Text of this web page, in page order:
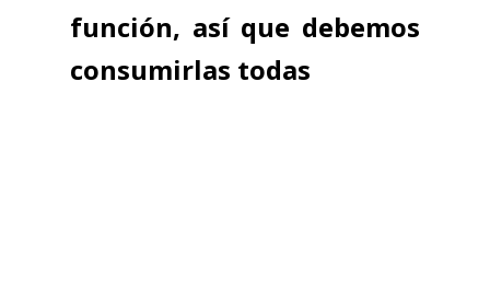
función, así que debemos
consumirlas todas